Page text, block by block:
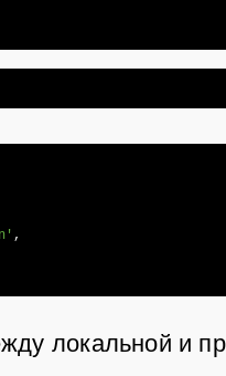
,
локальной и